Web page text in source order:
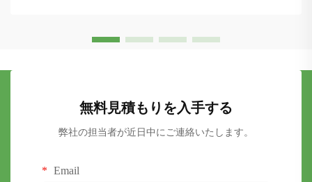
無料見積もりを入手する
弊社の担当者が近日中にご連絡いたします。
Email